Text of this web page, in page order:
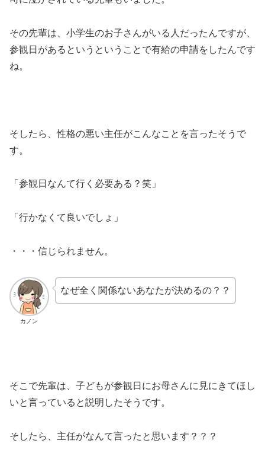
その先輩は、小学生のお子さんがいる人だったんですが、
参観日があるというということで有給の申請をしたんです
ね。
そしたら、性格の悪い主任がこんなことを言ったそうで
す。
「参観日なんて行く必要ある？笑」
「行かなくて良いでしょ」
・・・信じられません。
カノン
なぜ全く関係ないあなたが決めるの？？
そこで先輩は、子どもが参観日にお母さんに見にきてほし
いと言っていると説明したそうです。
そしたら、主任がなんて言ったと思います？？？